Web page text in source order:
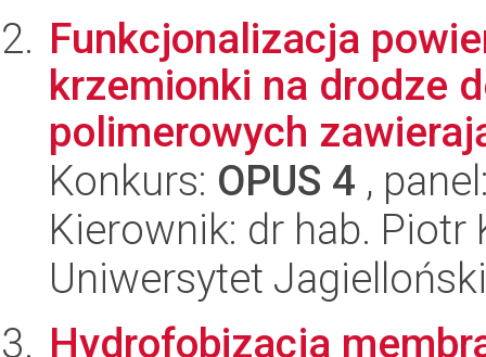
Funkcjonalizacja
krzemionki na drodze
polimerowych
Konkurs: OPUS 4 ,
Kierownik: dr hab. Piotr
Uniwersytet
Hydrofobizacja